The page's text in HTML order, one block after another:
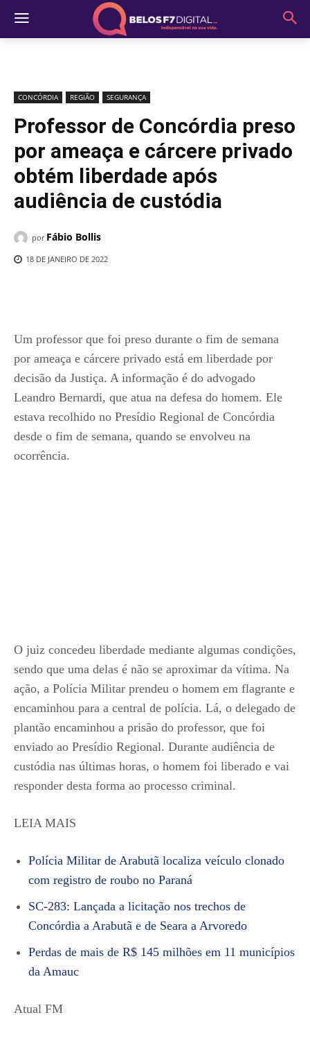
CONCÓRDIA REGIÃO SEGURANÇA
Professor de Concórdia preso
por ameaça e cárcere privado
obtém liberdade após
audiência de custódia
por Fábio Bollis
18 DE JANEIRO DE 2022
Um professor que foi preso durante o fim de semana
por ameaça e cárcere privado está em liberdade por
decisão da Justiça. A informação é do advogado
Leandro Bernardi, que atua na defesa do homem. Ele
estava recolhido no Presídio Regional de Concórdia
desde o fim de semana, quando se envolveu na
ocorrência.
O juiz concedeu liberdade mediante algumas condições,
sendo que uma delas é não se aproximar da vítima. Na
ação, a Polícia Militar prendeu o homem em flagrante e
encaminhou para a central de polícia. Lá, o delegado de
plantão encaminhou a prisão do professor, que foi
enviado ao Presídio Regional. Durante audiência de
custódia nas últimas horas, o homem foi liberado e vai
responder desta forma ao processo criminal.
LEIA MAIS
Polícia Militar de Arabutã localiza veículo clonado
com registro de roubo no Paraná
SC-283: Lançada a licitação nos trechos de
Concórdia a Arabutã e de Seara a Arvoredo
Perdas de mais de R$ 145 milhões em 11 municípios
da Amauc
Atual FM